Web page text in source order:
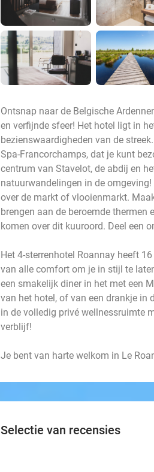
Ontsnap naar de Belgische
en verfijnde sfeer! Het hotel ligt in
bezienswaardigheden van de
Spa-Francorchamps, dat je kunt
centrum van Stavelot, de abdij en
natuurwandelingen in de
over de markt of vlooienmarkt.
brengen aan de beroemde thermen
komen over dit kuuroord. Deel een
Het 4-sterrenhotel Roannay heeft
van alle comfort om je in stijl te
een smakelijk diner in het met een
van het hotel, of van een drankje in
in de volledig privé wellnessruimte
verblijf!
Je bent van harte welkom in Le
Selectie van recensies